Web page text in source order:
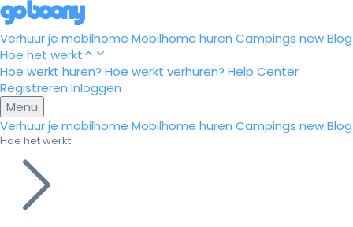
Verhuur je mobilhome Mobilhome huren Campings newBlog
Hoe het werkt
Hoe werkt huren? Hoe werkt verhuren? Help Center
Registreren Inloggen
Menu
Verhuur je mobilhome Mobilhome huren Campings newBlog
Hoe het werkt